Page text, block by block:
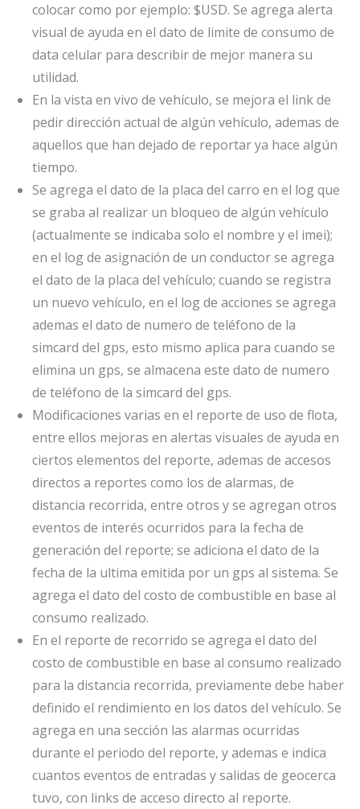
colocar como por ejemplo: $USD. Se agrega alerta
visual de ayuda en el dato de limite de consumo de
data celular para describir de mejor manera su
utilidad.
En la vista en vivo de vehículo, se mejora el link de
pedir dirección actual de algún vehículo, ademas de
aquellos que han dejado de reportar ya hace algún
tiempo.
Se agrega el dato de la placa del carro en el log que
se graba al realizar un bloqueo de algún vehículo
(actualmente se indicaba solo el nombre y el imei);
en el log de asignación de un conductor se agrega
el dato de la placa del vehículo; cuando se registra
un nuevo vehículo, en el log de acciones se agrega
ademas el dato de numero de teléfono de la
simcard del gps, esto mismo aplica para cuando se
elimina un gps, se almacena este dato de numero
de teléfono de la simcard del gps.
Modificaciones varias en el reporte de uso de flota,
entre ellos mejoras en alertas visuales de ayuda en
ciertos elementos del reporte, ademas de accesos
directos a reportes como los de alarmas, de
distancia recorrida, entre otros y se agregan otros
eventos de interés ocurridos para la fecha de
generación del reporte; se adiciona el dato de la
fecha de la ultima emitida por un gps al sistema. Se
agrega el dato del costo de combustible en base al
consumo realizado.
En el reporte de recorrido se agrega el dato del
costo de combustible en base al consumo realizado
para la distancia recorrida, previamente debe haber
definido el rendimiento en los datos del vehículo. Se
agrega en una sección las alarmas ocurridas
durante el periodo del reporte, y ademas e indica
cuantos eventos de entradas y salidas de geocerca
tuvo, con links de acceso directo al reporte.